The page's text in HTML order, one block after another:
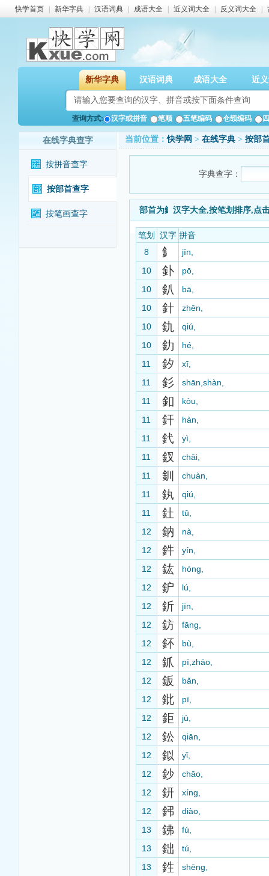
快学首页 新华字典 汉语词典 成语大全 近义词大全 反义词大全
新华字典 汉语词典 成语大全 近
查询方式: 汉字或拼音 笔顺 五笔编码 仓颉编码
在线字典查字
按拼音查字
按部首查字
按笔画查字
当前位置：快学网 > 在线字典 > 按部
字典查字：
部首为釒汉字大全,按笔划排序,点
笔划 汉字 拼音
8
釒
jīn,
10
釙
pō,
10
釟
bā,
10
針
zhēn,
10
釚
qiú,
10
釛
hé,
11
釸
xī,
11
釤
shān,shàn,
11
釦
kòu,
11
釬
hàn,
11
釴
yì,
11
釵
chāi,
11
釧
chuàn,
11
釻
qiú,
11
釷
tǔ,
12
鈉
nà,
12
鈝
yín,
12
鈜
hóng,
12
鈩
lú,
12
釿
jīn,
12
鈁
fāng,
12
鈈
bù,
12
釽
pī,zhāo,
12
鈑
bǎn,
12
鈚
pī,
12
鉅
jù,
12
鈆
qiān,
12
鉯
yǐ,
12
鈔
chāo,
12
鈃
xíng,
12
鈟
diào,
13
鉘
fú,
13
鈯
tú,
13
鉎
shēng,